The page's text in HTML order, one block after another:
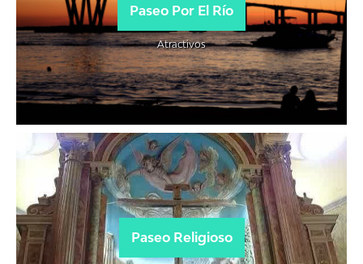
Paseo Por El Río
Atractivos
Paseo Religioso